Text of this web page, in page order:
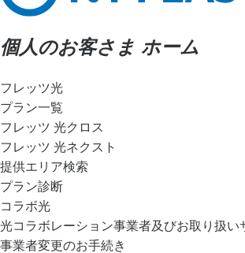
個人のお客さま ホーム
フレッツ光
プラン一覧
フレッツ 光クロス
フレッツ 光ネクスト
提供エリア検索
プラン診断
コラボ光
光コラボレーション事業者及びお取り扱い
事業者変更のお手続き